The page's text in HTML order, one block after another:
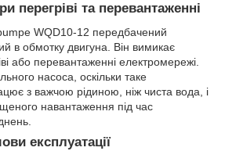
перегріві та перевантаженні
WQD10-12 передбачений
в обмотку двигуна. Він вимикає
або перевантаженні електромережі.
насоса, оскільки таке
з важчою рідиною, ніж чиста вода, і
навантаження під час
експлуатації